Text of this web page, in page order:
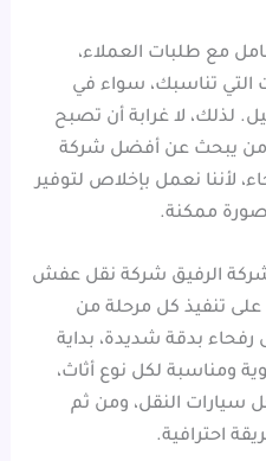
مع طلبات العملاء،
التي تناسبك، سواء في
لذلك، لا غرابة أن تصبح
من يبحث عن أفضل شركة
لأننا نعمل بإخلاص لتوفير
ممكنة.
الرفيق شركة نقل عفش
تنفيذ كل مرحلة من
رفحاء بدقة شديدة، بداية
ومناسبة لكل نوع أثاث،
سيارات النقل، ومن ثم
احترافية.